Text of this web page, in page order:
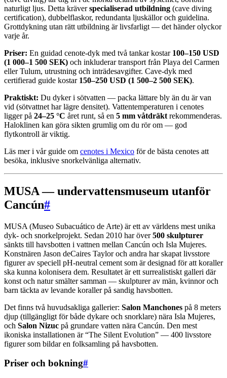
naturligt ljus. Detta kräverspecialiserad utbildning (cave diving
certification), dubbelflaskor, redundanta ljuskällor och guidelina.
Grottdykning utan rätt utbildning är livsfarligt — det händer olyckor
varje år.
Priser: En guidad cenote-dyk med två tankar kostar 100–150 USD
(1 000–1 500 SEK) och inkluderar transport från Playa del Carmen
eller Tulum, utrustning och inträdesavgifter. Cave-dyk med
certifierad guide kostar 150–250 USD (1 500–2 500 SEK).
Praktiskt: Du dyker i sötvatten — packa lättare bly än du är van
vid (sötvattnet har lägre densitet). Vattentemperaturen i cenotes
ligger på 24–25 °C året runt, så en 5 mm våtdräkt rekommenderas.
Haloklinen kan göra sikten grumlig om du rör om — god
flytkontroll är viktig.
Läs mer i vår guide om cenotes i Mexico för de bästa cenotes att
besöka, inklusive snorkelvänliga alternativ.
MUSA — undervattensmuseum utanför
Cancún#
MUSA (Museo Subacuático de Arte) är ett av världens mest unika
dyk- och snorkelprojekt. Sedan 2010 har över500 skulpturer
sänkts till havsbotten i vattnen mellan Cancún och Isla Mujeres.
Konstnären Jason deCaires Taylor och andra har skapat livsstore
figurer av speciell pH-neutral cement som är designad för att koraller
ska kunna kolonisera dem. Resultatet är ett surrealistiskt galleri där
konst och natur smälter samman — skulpturer av män, kvinnor och
barn täckta av levande koraller på sandig havsbotten.
Det finns två huvudsakliga gallerier: Salon Manchones på 8 meters
djup (tillgängligt för både dykare och snorklare) nära Isla Mujeres,
och Salon Nizuc på grundare vatten nära Cancún. Den mest
ikoniska installationen är “The Silent Evolution” — 400 livsstore
figurer som bildar en folksamling på havsbotten.
Priser och bokning#